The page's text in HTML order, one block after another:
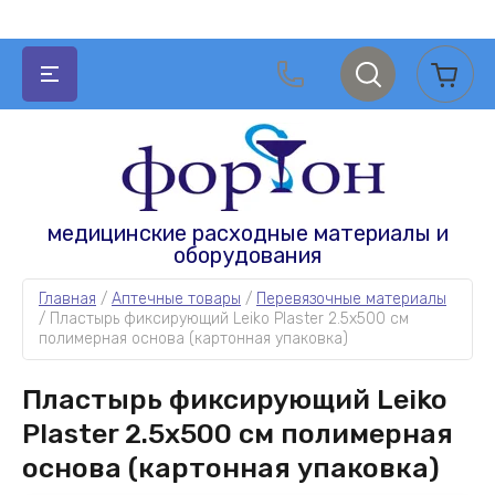
И ГИНЕКОЛОГИЯ
гинекологические
наборы
РАСХОДНЫЕ МАТЕРИАЛЫ
материалы для УЗИ и ЭКГ
материалы для стерилизации
МЕДИЦИНСКАЯ ОДЕЖДА И
медицинская одежда
салфетки одноразовые
медицинские расходные материалы и
оборудования
Главная / Аптечные товары / Перевязочные материалы
/ Пластырь фиксирующий Leiko Plaster 2.5x500 см
полимерная основа (картонная упаковка)
Пластырь фиксирующий Leiko
Plaster 2.5x500 см полимерная
основа (картонная упаковка)